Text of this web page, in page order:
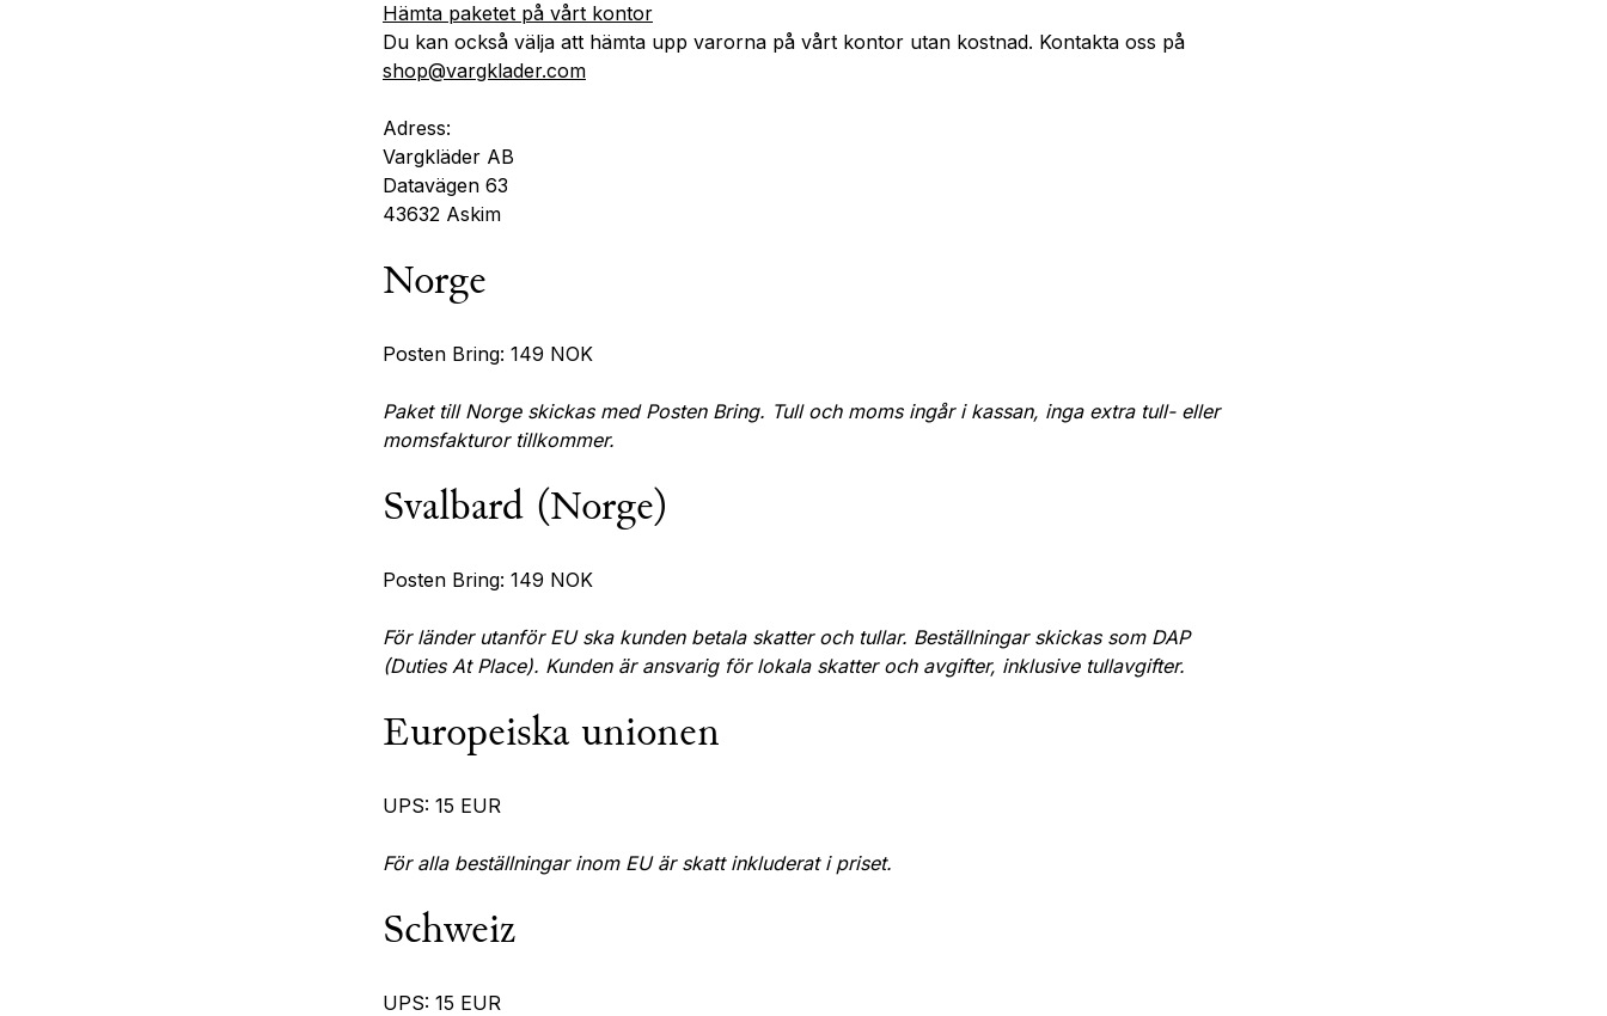
Hämta paketet på vårt kontor
Du kan också välja att hämta upp varorna på vårt kontor utan kostnad. Kontakta oss på
shop@vargklader.com
Adress:
Vargkläder AB
Datavägen 63
43632 Askim
Norge
Posten Bring: 149 NOK
Paket till Norge skickas med Posten Bring. Tull och moms ingår i kassan, inga extra tull- eller
momsfakturor tillkommer.
Svalbard (Norge)
Posten Bring: 149 NOK
För länder utanför EU ska kunden betala skatter och tullar. Beställningar skickas som DAP
(Duties At Place). Kunden är ansvarig för lokala skatter och avgifter, inklusive tullavgifter.
Europeiska unionen
UPS: 15 EUR
För alla beställningar inom EU är skatt inkluderat i priset.
Schweiz
UPS: 15 EUR